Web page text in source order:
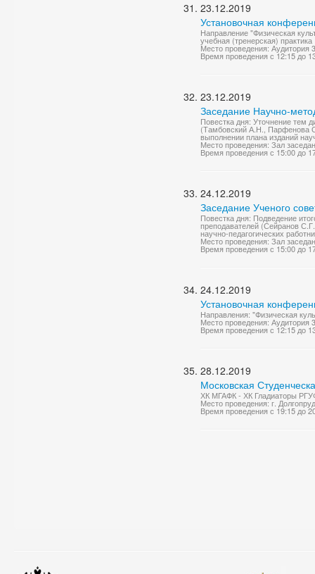
23.12.2019
Установочная
Направление "Физическая
учебная (тренерская) практика
Место проведения: Аудитория
Время проведения с 12:15 до
23.12.2019
Заседание Научно-
Повестка дня: Уточнение тем
(Тамбовский А.Н., Парфенова
выполнении плана изданий
Место проведения: Зал
Время проведения с 15:00 до
24.12.2019
Заседание Ученого
Повестка дня: Подведение
преподавателей (Сейранов
научно-педагогических
Место проведения: Зал
Время проведения с 15:00 до
24.12.2019
Установочная
Направления: "Физическая
Место проведения: Аудитория
Время проведения с 12:15 до
28.12.2019
Московская
ХК МГАФК - ХК Гладиаторы
Место проведения: г.
Время проведения с 19:15 до